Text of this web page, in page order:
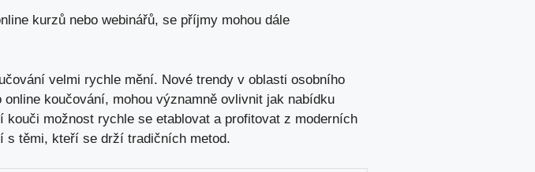
kurzů nebo webinářů, se příjmy⁣ mohou dále
velmi rychle mění. Nové ​trendy⁤ v ‌oblasti ‍osobního‌
koučování, mohou významně ovlivnit jak nabídku
možnost ‌rychle se⁣ etablovat a profitovat z moderních
‍s těmi, kteří se drží tradičních metod.